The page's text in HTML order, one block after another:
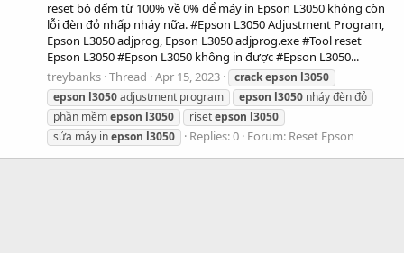
reset bộ đếm từ 100% về 0% để máy in Epson L3050 không còn
lỗi đèn đỏ nhấp nháy nữa. #Epson L3050 Adjustment Program,
Epson L3050 adjprog, Epson L3050 adjprog.exe #Tool reset
Epson L3050 #Epson L3050 không in được #Epson L3050...
treybanks Thread Apr 15, 2023 crackepson l3050
epson l3050adjustment program epson l3050 nháy đèn đỏ
phần mềmepson l3050 risetepson l3050
sửa máy inepson l3050 Replies: 0 Forum: Reset Epson